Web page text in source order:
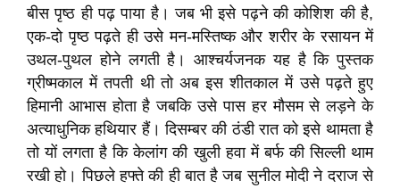
बीस पृष्ठ ही पढ़ पाया है। जब भी इसे पढ़ने की कोशिश की है,
एक-दो पृष्ठ पढ़ते ही उसे मन-मस्तिष्क और शरीर के रसायन में
उथल-पुथल होने लगती है। आश्चर्यजनक यह है कि पुस्तक
ग्रीष्मकाल में तपती थी तो अब इस शीतकाल में उसे पढ़ते हुए
हिमानी आभास होता है जबकि उसे पास हर मौसम से लड़ने के
अत्याधुनिक हथियार हैं। दिसम्बर की ठंडी रात को इसे थामता है
तो यों लगता है कि केलांग की खुली हवा में बर्फ की सिल्ली थाम
रखी हो। पिछले हफ्ते की ही बात है जब सुनील मोदी ने दराज से